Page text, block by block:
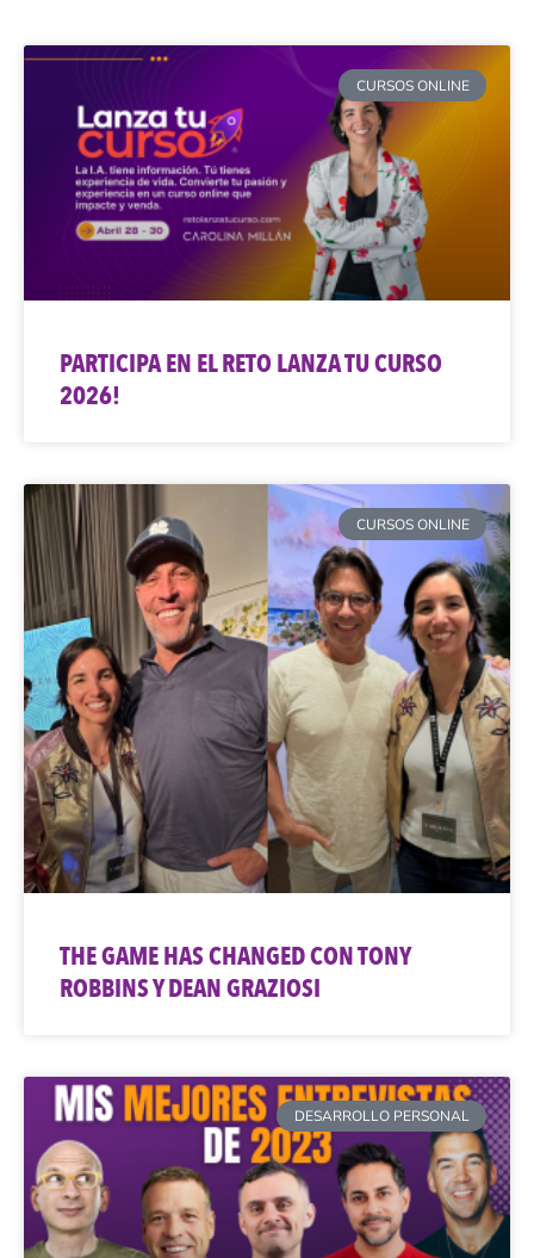
CURSOS ONLINE
PARTICIPA EN EL RETO LANZA TU CURSO
2026!
CURSOS ONLINE
THE GAME HAS CHANGED CON TONY
ROBBINS Y DEAN GRAZIOSI
DESARROLLO PERSONAL